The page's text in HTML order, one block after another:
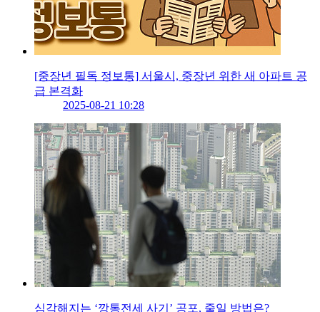
[중장년 필독 정보통] 서울시, 중장년 위한 새 아파트 공
급 본격화
2025-08-21 10:28
심각해지는 ‘깡통전세 사기’ 공포, 줄일 방법은?